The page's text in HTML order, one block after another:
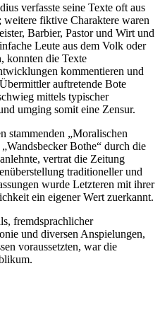
verfasste seine Texte oft aus
weitere fiktive Charaktere waren
Barbier, Pastor und Wirt und
Leute aus dem Volk oder
konnten die Texte
kommentieren und
auftretende Bote
mittels typischer
umging somit eine Zensur.
stammenden „Moralischen
Bothe“ durch die
vertrat die Zeitung
traditioneller und
wurde Letzteren mit ihrer
ein eigener Wert zuerkannt.
fremdsprachlicher
und diversen Anspielungen,
voraussetzten, war die